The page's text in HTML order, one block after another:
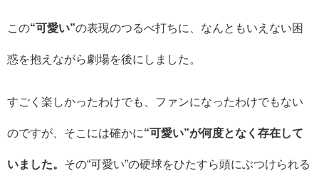
この“可愛い”の表現のつるべ打ちに、なんともいえない困
惑を抱えながら劇場を後にしました。
すごく楽しかったわけでも、ファンになったわけでもない
のですが、そこには確かに“可愛い”が何度となく存在して
いました。 その“可愛い”の硬球をひたすら頭にぶつけられる